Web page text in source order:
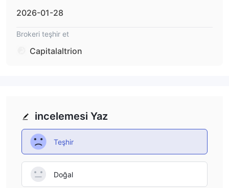
2026-01-28
Brokeri teşhir et
Capitalaltrion
incelemesi Yaz
Teşhir
Doğal